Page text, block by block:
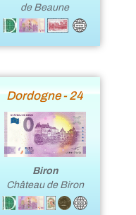
de Beaune
Dordogne - 24
Biron
Château de Biron